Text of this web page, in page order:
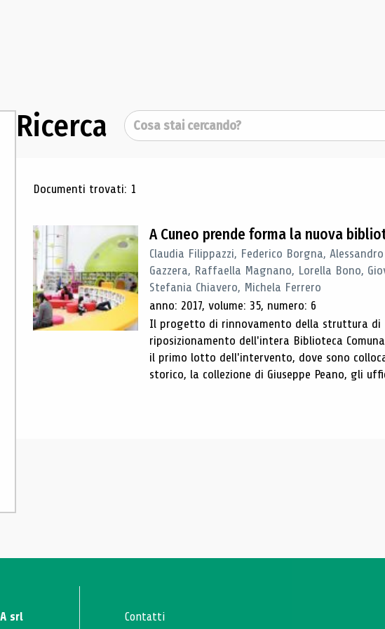
Ricerca Cerca
Risultati di ricerca
Documenti trovati: 1
A Cuneo prende forma la nuova
Claudia Filippazzi, Federico Borgna,
Gazzera, Raffaella Magnano, Lorella Bono,
Stefania Chiavero, Michela Ferrero
anno: 2017, volume: 35, numero: 6
Il progetto di rinnovamento della struttura di
riposizionamento dell'intera Biblioteca
il primo lotto dell'intervento, dove sono
storico, la collezione di Giuseppe Peano, gli
srl
Contatti